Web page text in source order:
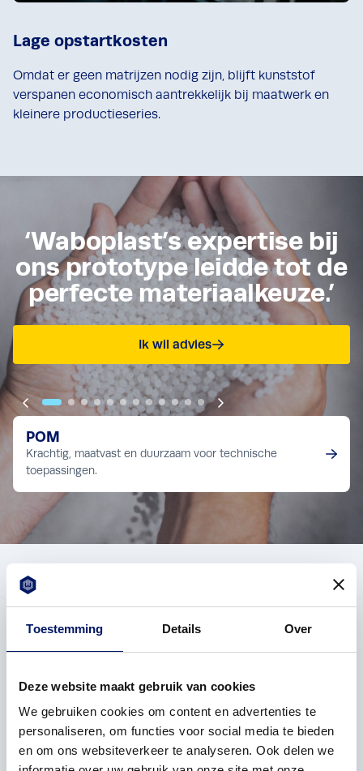
Toestemming Details Over
Deze website maakt gebruik van cookies
We gebruiken cookies om content en advertenties te
personaliseren, om functies voor social media te bieden
en om ons websiteverkeer te analyseren. Ook delen we
Lage opstartkosten
Omdat er geen matrijzen nodig zijn, blijft kunststof
verspanen economisch aantrekkelijk bij maatwerk en
kleinere productieseries.
‘Waboplast’s expertise bij
ons prototype leidde tot de
perfecte materiaalkeuze.’
Ik wil advies
Vorige Volgende
POM
Krachtig, maatvast en duurzaam voor technische
toepassingen.
Bekijk post
Kunststofbewerking
voor verschillende
industrieën
Elke industrie vraagt om maatwerk. Met onze
kennis in kunststof verspanen en